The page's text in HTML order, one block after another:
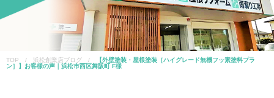
TOP / 浜松創業店ブログ /
【外壁塗装・屋根塗装［ハイグレード無機フッ素塗料プラ
ン］】お客様の声｜浜松市西区舞阪町 F様